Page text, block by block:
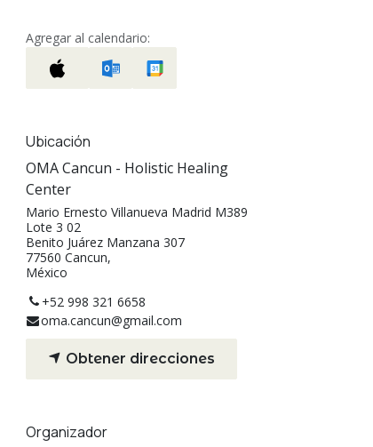
Agregar al calendario:
Ubicación
OMA Cancun - Holistic Healing
Center
Mario Ernesto Villanueva Madrid M389
Lote 3 02
Benito Juárez Manzana 307
77560 Cancun,
México
+52 998 321 6658
oma.cancun@gmail.com
Obtener direcciones
Organizador